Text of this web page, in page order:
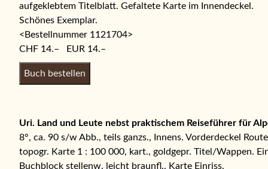
aufgeklebtem Titelblatt. Gefaltete Karte im Innendeckel.
Schönes Exemplar.
<Bestellnummer 1121704>
CHF 14.– EUR 14.–
Uri. Land und Leute nebst praktischem Reiseführer für
8°, ca. 90 s/w Abb., teils ganzs., Innens. Vorderdeckel
topogr. Karte 1 : 100 000, kart., goldgepr. Titel/Wappen.
Buchblock stellenw. leicht braunfl., Karte Einriss.